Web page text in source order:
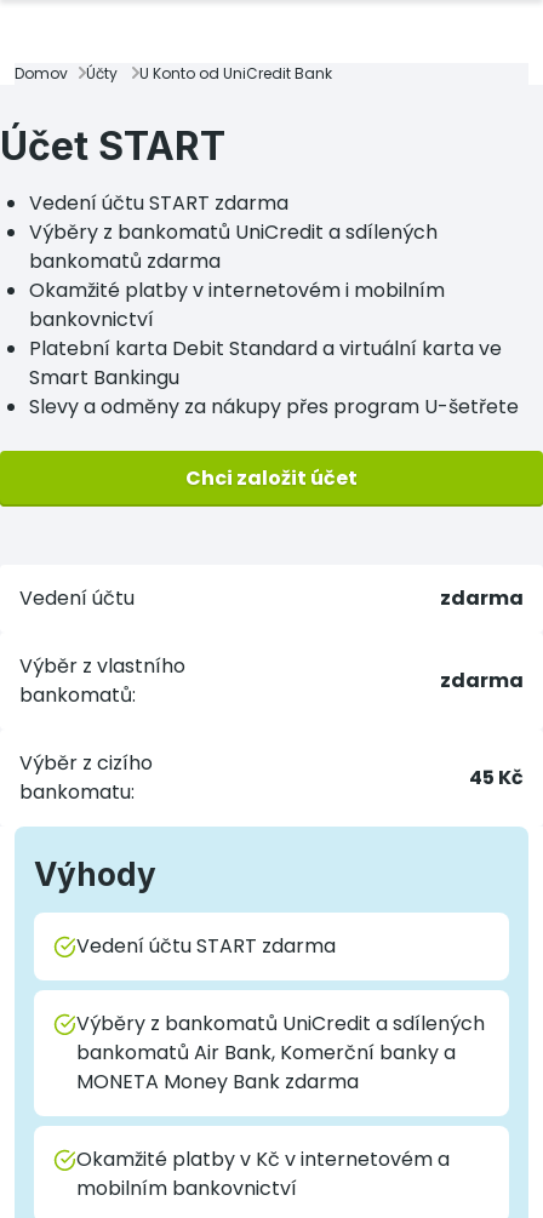
Domov Účty U Konto od UniCredit Bank
Účet START
Vedení účtu START zdarma
Výběry z bankomatů UniCredit a sdílených
bankomatů zdarma
Okamžité platby v internetovém i mobilním
bankovnictví
Platební karta Debit Standard a virtuální karta ve
Smart Bankingu
Slevy a odměny za nákupy přes program U-šetřete
Chci založit účet
Vedení účtu zdarma
Výběr z vlastního
bankomatů:
zdarma
Výběr z cizího
bankomatu:
45 Kč
Výhody
Vedení účtu START zdarma
Výběry z bankomatů UniCredit a sdílených
bankomatů Air Bank, Komerční banky a
MONETA Money Bank zdarma
Okamžité platby v Kč v internetovém a
mobilním bankovnictví